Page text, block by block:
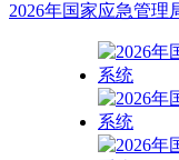
2026年国家应急管理